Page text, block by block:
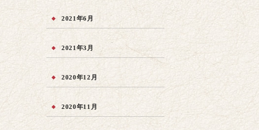
2021年6月
2021年3月
2020年12月
2020年11月